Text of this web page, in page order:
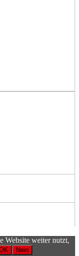
Website weiter nutzt,
Nein